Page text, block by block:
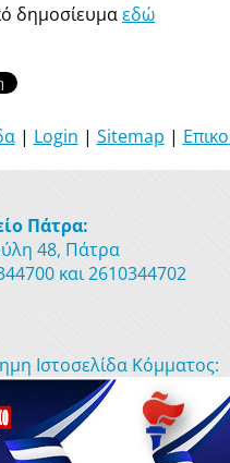
δημοσίευμαεδώ
| Login | Sitemap |
Πάτρα:
48, Πάτρα
και 2610344702
Ιστοσελίδα Κόμματος: